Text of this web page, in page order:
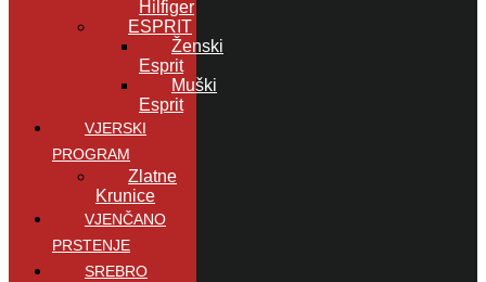
Hilfiger
ESPRIT
Ženski
Esprit
Muški
Esprit
VJERSKI
PROGRAM
Zlatne
Krunice
VJENČANO
PRSTENJE
SREBRO